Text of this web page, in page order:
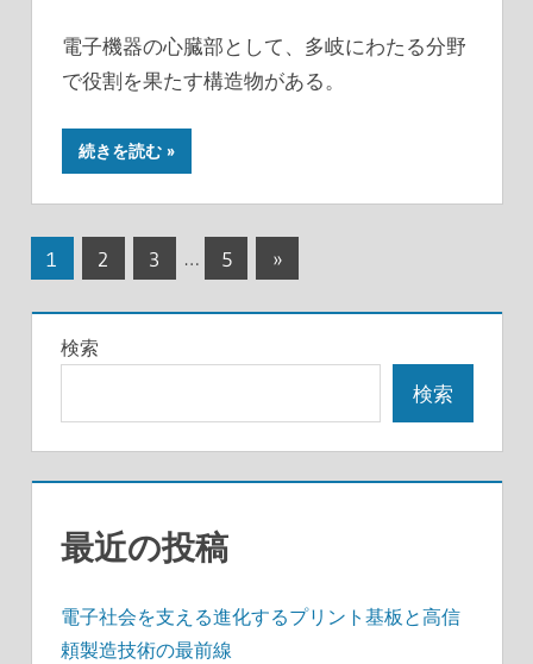
電子機器の心臓部として、多岐にわたる分野
で役割を果たす構造物がある。
続きを読む
投
稿
の
ー
ジ
送
1 2 3 … 5
次
事
»
検索
検索
最近の投稿
電子社会を支える進化するプリント基板と高信
頼製造技術の最前線